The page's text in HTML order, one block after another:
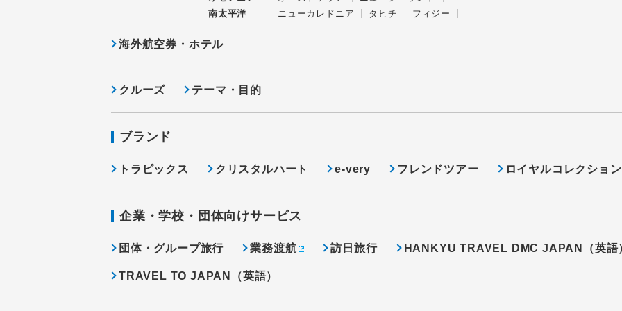
南太平洋
ニューカレドニア タヒチ フィジー
海外航空券・ホテル
クルーズ テーマ・目的
ブランド
トラピックス クリスタルハート e-very フレンドツアー ロイヤルコレクション
企業・学校・団体向けサービス
団体・グループ旅行 業務渡航 訪日旅行 HANKYU TRAVEL DMC JAPAN（英語
TRAVEL TO JAPAN（英語）